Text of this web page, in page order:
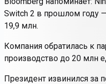
Switch 2 в прошлом году
19,9 млн.
Компания обратилась к
производство до 20 млн
Президент извинился